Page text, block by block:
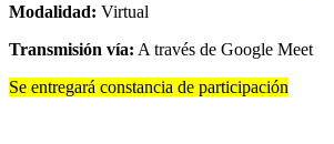
Modalidad: Virtual
Transmisión vía: A través de Google Meet
Se entregará constancia de participación